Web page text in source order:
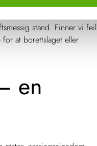
stand. Finner vi feil
at borettslaget eller
en